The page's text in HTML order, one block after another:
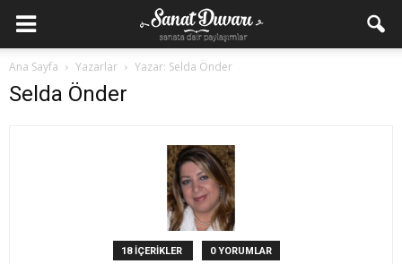
Ana Sayfa Yazarlar Yazar: Selda Önder
Selda Önder
18 İÇERİKLER 0 YORUMLAR